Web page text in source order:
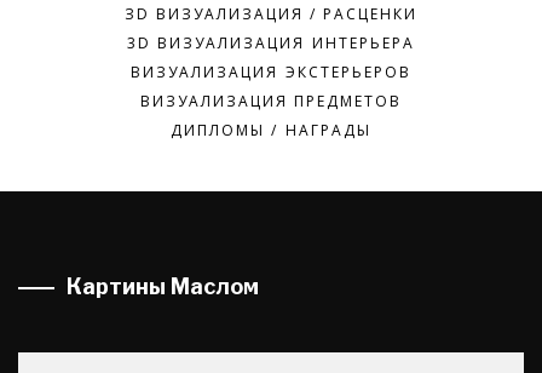
ЗD ВИЗУАЛИЗАЦИЯ / РАСЦЕНКИ
3D ВИЗУАЛИЗАЦИЯ ИНТЕРЬЕРА
ВИЗУАЛИЗАЦИЯ ЭКСТЕРЬЕРОВ
ВИЗУАЛИЗАЦИЯ ПРЕДМЕТОВ
ДИПЛОМЫ / НАГРАДЫ
Картины Маслом